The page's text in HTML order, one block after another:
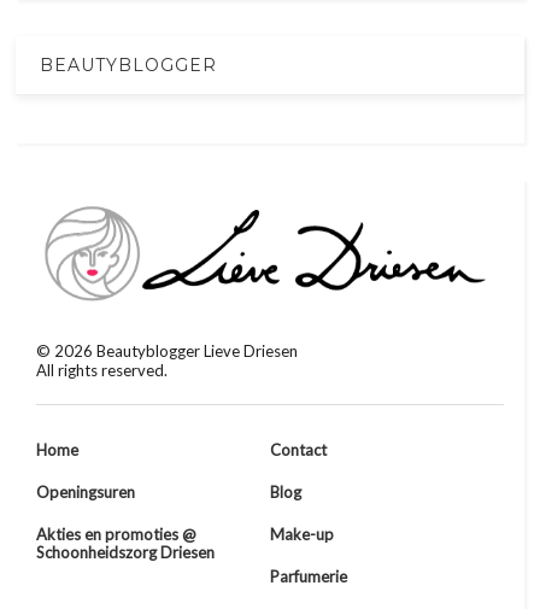
BEAUTYBLOGGER
© 2026 Beautyblogger Lieve Driesen
All rights reserved.
Home Contact
Openingsuren Blog
Akties en promoties @
Schoonheidszorg Driesen
Make-up
Parfumerie